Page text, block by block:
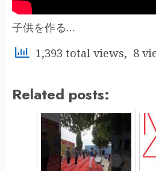
子供を作る…
1,393 total views, 8
Related posts: